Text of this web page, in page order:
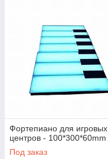
Фортепиано для игровых
центров - 100*300*60mm
Под заказ